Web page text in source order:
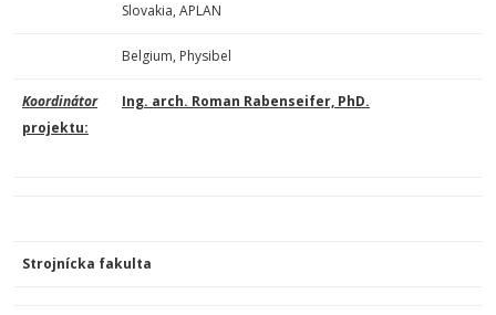
Slovakia, APLAN
Belgium, Physibel
Koordinátor
projektu:
Ing. arch. Roman Rabenseifer, PhD.
Strojnícka fakulta